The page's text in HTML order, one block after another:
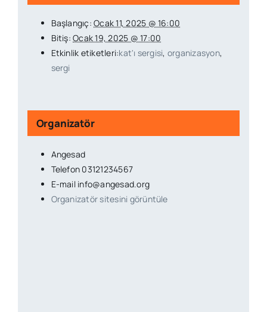
Başlangıç: Ocak 11, 2025 @ 16:00
Bitiş: Ocak 19, 2025 @ 17:00
Etkinlik etiketleri:kat'ı sergisi, organizasyon,
sergi
Organizatör
Angesad
Telefon 03121234567
E-mail info@angesad.org
Organizatör sitesini görüntüle